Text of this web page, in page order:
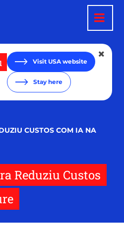
Visit USA website
Stay here
CUSTOS COM IA NA
Reduziu Custos